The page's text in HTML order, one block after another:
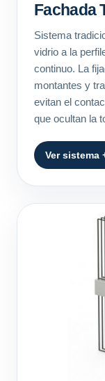
Fachada
Sistema
vidrio a la
continuo. La
montantes y
evitan el
que ocultan la
Ver sistema